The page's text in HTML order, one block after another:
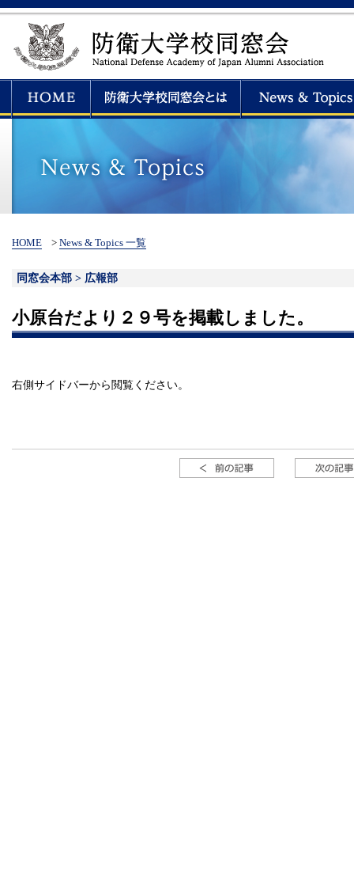
HOME > News & Topics 一覧
同窓会本部 > 広報部
小原台だより２９号を掲載しました。
右側サイドバーから閲覧ください。